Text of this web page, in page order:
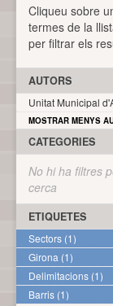
Cliqueu sobre
termes de la
per filtrar els
AUTORS
Unitat Municipal
MOSTRAR MENYS
CATEGORIES
No hi ha filtres
cerca
ETIQUETES
Sectors (1)
Girona (1)
Delimitacions (1)
Barris (1)